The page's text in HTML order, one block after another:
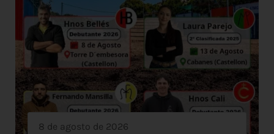
8 de agosto de 2026